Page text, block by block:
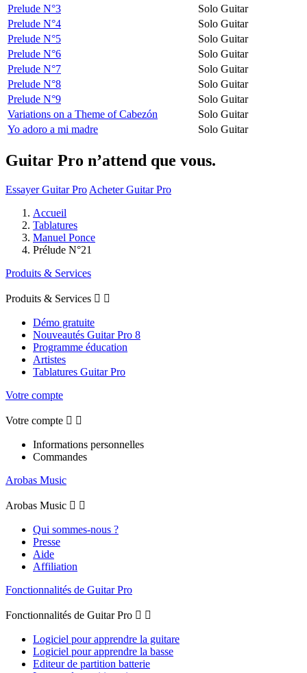
Prelude N°3
Solo Guitar
Prelude N°4
Solo Guitar
Prelude N°5
Solo Guitar
Prelude N°6
Solo Guitar
Prelude N°7
Solo Guitar
Prelude N°8
Solo Guitar
Prelude N°9
Solo Guitar
Variations on a Theme of Cabezón
Solo Guitar
Yo adoro a mi madre
Solo Guitar
Guitar Pro n’attend que vous.
Essayer Guitar Pro Acheter Guitar Pro
Accueil
Tablatures
Manuel Ponce
Prélude N°21
Produits & Services
Produits & Services  
Démo gratuite
Nouveautés Guitar Pro 8
Programme éducation
Artistes
Tablatures Guitar Pro
Votre compte
Votre compte  
Informations personnelles
Commandes
Arobas Music
Arobas Music  
Qui sommes-nous ?
Presse
Aide
Affiliation
Fonctionnalités de Guitar Pro
Fonctionnalités de Guitar Pro  
Logiciel pour apprendre la guitare
Logiciel pour apprendre la basse
Editeur de partition batterie